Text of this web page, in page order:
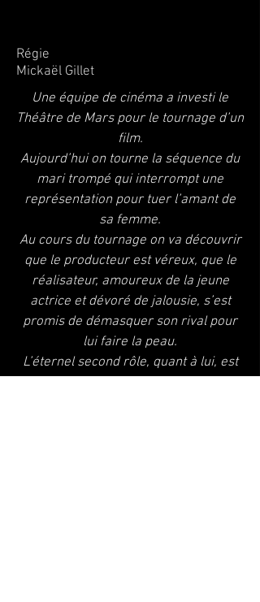
Régie
Mickaël Gillet
Une équipe de cinéma a investi le
Théâtre de Mars pour le tournage d’un
film.
Aujourd’hui on tourne la séquence du
mari trompé qui interrompt une
représentation pour tuer l’amant de
sa femme.
Au cours du tournage on va découvrir
que le producteur est véreux, que le
réalisateur, amoureux de la jeune
actrice et dévoré de jalousie, s’est
promis de démasquer son rival pour
lui faire la peau.
L’éternel second rôle, quant à lui, est